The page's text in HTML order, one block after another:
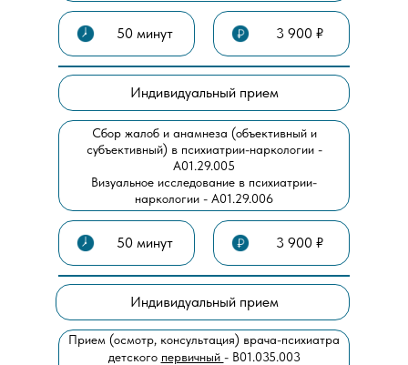
Индивидуальный прием
Прием (осмотр, консультация) врача-психиатра
детского первичный - В01.035.003
Индивидуальный прием
3 900 ₽
Сбор жалоб и анамнеза (объективный и
субъективный) в психиатрии-наркологии -
А01.29.005
Визуальное исследование в психиатрии-
наркологии - А01.29.006
50 минут
3 900 ₽
50 минут